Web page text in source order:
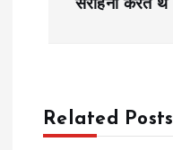
a
सराहना करते थे’
Related Posts